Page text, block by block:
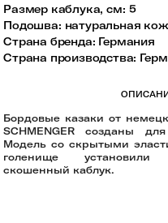
Размер каблука, см: 5
Подошва: натуральная
Страна бренда: Германия
Страна производства:
Бордовые казаки от
SCHMENGER созданы
Модель со скрытыми
голенище
скошенный каблук.